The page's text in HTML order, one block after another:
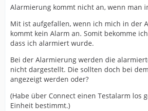
Alarmierung kommt nicht an, wenn man
Mit ist aufgefallen, wenn ich mich in der
kommt kein Alarm an. Somit bekomme
dass ich alarmiert wurde.
Bei der Alarmierung werden die
nicht dargestellt. Die sollten doch bei
angezeigt werden oder?
(Habe über Connect einen Testalarm los
Einheit bestimmt.)